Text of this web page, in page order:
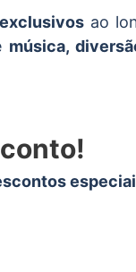
ao
música,